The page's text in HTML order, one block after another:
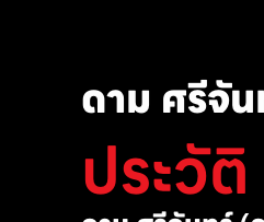
ดาม ศรีจั
ประวัติ